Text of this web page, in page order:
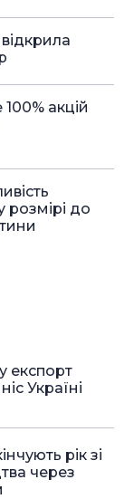
акцій
розмірі до
експорт
Україні
рік зі
через